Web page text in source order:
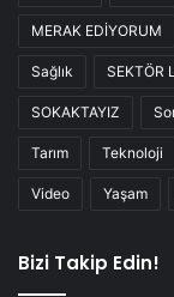
MERAK EDİYORUM
Sağlık SEKTÖR
SOKAKTAYIZ
Tarım Teknoloji
Video Yaşam
Bizi Takip Edin!